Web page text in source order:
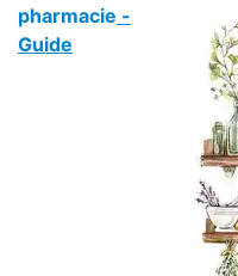
pharmacie -
Guide